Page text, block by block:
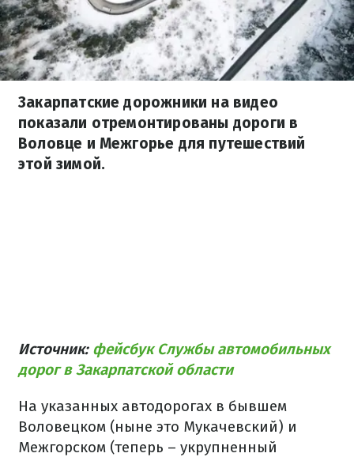
Закарпатские дорожники на видео
показали отремонтированы дороги в
Воловце и Межгорье для путешествий
этой зимой.
Источник: фейсбук Службы автомобильных
дорог в Закарпатской области
На указанных автодорогах в бывшем
Воловецком (ныне это Мукачевский) и
Межгорском (теперь – укрупненный